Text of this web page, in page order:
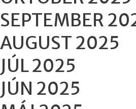
SEPTEMBER
AUGUST 2025
JÚL 2025
JÚN 2025